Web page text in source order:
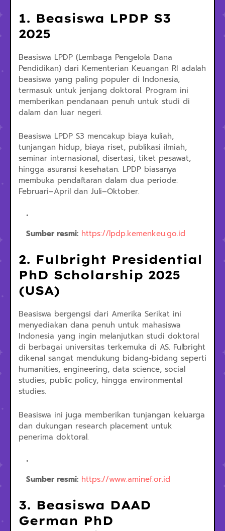
1. Beasiswa LPDP S3
2025
Beasiswa LPDP (Lembaga Pengelola Dana
Pendidikan) dari Kementerian Keuangan RI adalah
beasiswa yang paling populer di Indonesia,
termasuk untuk jenjang doktoral. Program ini
memberikan pendanaan penuh untuk studi di
dalam dan luar negeri.
Beasiswa LPDP S3 mencakup biaya kuliah,
tunjangan hidup, biaya riset, publikasi ilmiah,
seminar internasional, disertasi, tiket pesawat,
hingga asuransi kesehatan. LPDP biasanya
membuka pendaftaran dalam dua periode:
Februari–April dan Juli–Oktober.
Sumber resmi: https://lpdp.kemenkeu.go.id
2. Fulbright Presidential
PhD Scholarship 2025
(USA)
Beasiswa bergengsi dari Amerika Serikat ini
menyediakan dana penuh untuk mahasiswa
Indonesia yang ingin melanjutkan studi doktoral
di berbagai universitas terkemuka di AS. Fulbright
dikenal sangat mendukung bidang-bidang seperti
humanities, engineering, data science, social
studies, public policy, hingga environmental
studies.
Beasiswa ini juga memberikan tunjangan keluarga
dan dukungan research placement untuk
penerima doktoral.
Sumber resmi: https://www.aminef.or.id
3. Beasiswa DAAD
German PhD